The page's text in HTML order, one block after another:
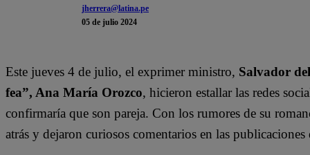
jherrera@latina.pe
05 de julio 2024
Este jueves 4 de julio, el exprimer ministro, Salvador
fea”, Ana María Orozco, hicieron estallar las redes
confirmaría que son pareja. Con los rumores de su
atrás y dejaron curiosos comentarios en las publicaciones